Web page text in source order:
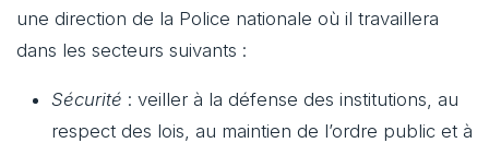
une direction de la Police nationale où il travaillera
dans les secteurs suivants :
Sécurité : veiller à la défense des institutions, au
respect des lois, au maintien de l’ordre public et à